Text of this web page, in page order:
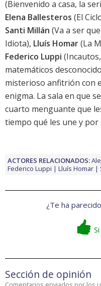
(Bienvenido a casa, la
Elena Ballesteros (El
Santi Millán (Va a ser
Idiota), Lluís Homar(La
Federico Luppi (Incautos,
matemáticos
misterioso anfitrión con
enigma. La sala en que
cuarto menguante que
tiempo qué les une y
ACTORES RELACIONADOS:
Federico Luppi
Lluís Homar
¿Te ha
Si
Sección de opinión